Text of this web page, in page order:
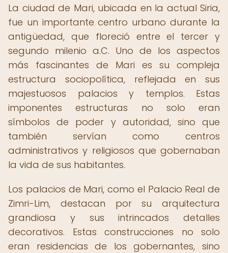
La ciudad de Mari, ubicada en la actual Siria,
fue un importante centro urbano durante la
antigüedad, que floreció entre el tercer y
segundo milenio a.C. Uno de los aspectos
más fascinantes de Mari es su compleja
estructura sociopolítica, reflejada en sus
majestuosos palacios y templos. Estas
imponentes estructuras no solo eran
símbolos de poder y autoridad, sino que
también servían como centros
administrativos y religiosos que gobernaban
la vida de sus habitantes.
Los palacios de Mari, como el Palacio Real de
Zimri-Lim, destacan por su arquitectura
grandiosa y sus intrincados detalles
decorativos. Estas construcciones no solo
eran residencias de los gobernantes, sino